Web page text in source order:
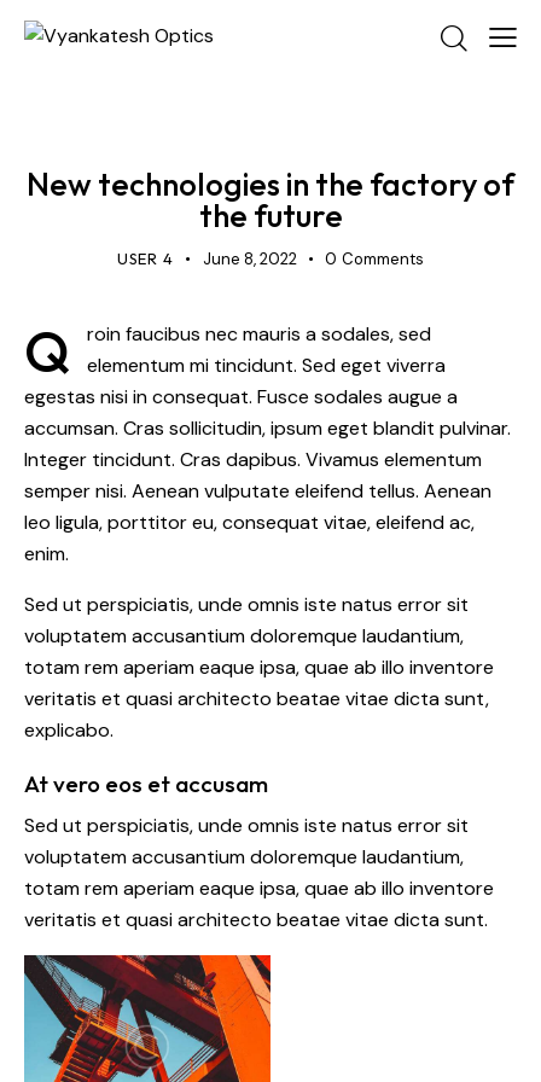
New technologies in the factory of
the future
USER 4 June 8, 2022 0 Comments
Q
roin faucibus nec mauris a sodales, sed
elementum mi tincidunt. Sed eget viverra
egestas nisi in consequat. Fusce sodales augue a
accumsan. Cras sollicitudin, ipsum eget blandit pulvinar.
Integer tincidunt. Cras dapibus. Vivamus elementum
semper nisi. Aenean vulputate eleifend tellus. Aenean
leo ligula, porttitor eu, consequat vitae, eleifend ac,
enim.
Sed ut perspiciatis, unde omnis iste natus error sit
voluptatem accusantium doloremque laudantium,
totam rem aperiam eaque ipsa, quae ab illo inventore
veritatis et quasi architecto beatae vitae dicta sunt,
explicabo.
At vero eos et accusam
Sed ut perspiciatis, unde omnis iste natus error sit
voluptatem accusantium doloremque laudantium,
totam rem aperiam eaque ipsa, quae ab illo inventore
veritatis et quasi architecto beatae vitae dicta sunt.